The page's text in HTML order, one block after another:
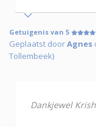
Getuigenis van 5
Geplaatst doorAgnes
Tollembeek)
Dankjewel